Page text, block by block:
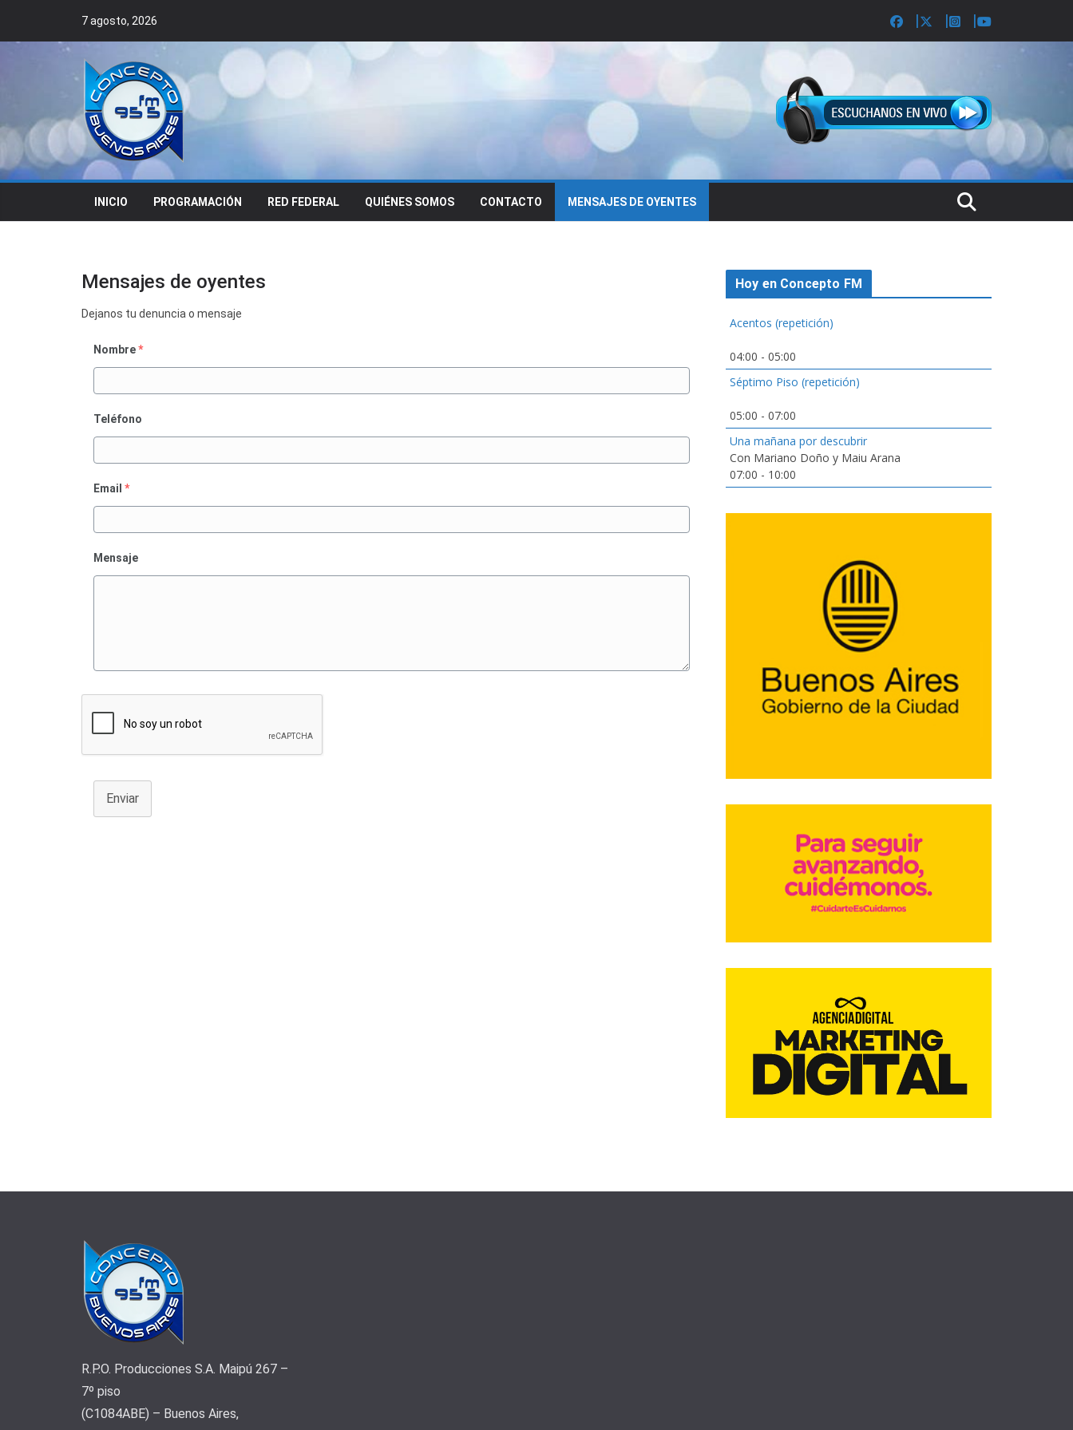
7 agosto, 2026
INICIO PROGRAMACIÓN RED FEDERAL QUIÉNES SOMOS CONTACTO MENSAJES DE OYENTES
Mensajes de oyentes
Dejanos tu denuncia o mensaje
Nombre*
Teléfono
Email *
Mensaje
Enviar
Hoy en Concepto FM
Acentos (repetición)
04:00 - 05:00
Séptimo Piso (repetición)
05:00 - 07:00
Una mañana por descubrir
Con Mariano Doño y Maiu Arana
07:00 - 10:00
R.P.O. Producciones S.A. Maipú 267 –
7º piso
(C1084ABE) – Buenos Aires,